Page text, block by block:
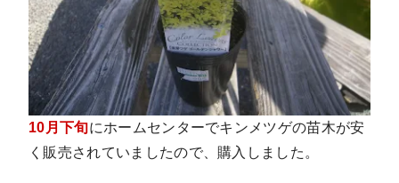
10月下旬にホームセンターでキンメツゲの苗木が安
く販売されていましたので、購入しました。